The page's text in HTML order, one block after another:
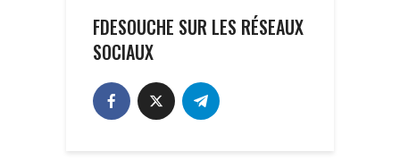
FDESOUCHE SUR LES RÉSEAUX
SOCIAUX